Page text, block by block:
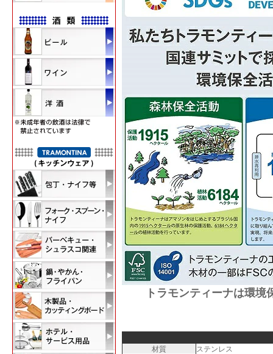
トラモンティーナは環
材質
ステンレス